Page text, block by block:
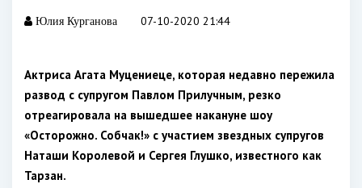
Юлия Курганова 07-10-2020 21:44
Актриса Агата Муцениеце, которая недавно пережила
развод с супругом Павлом Прилучным, резко
отреагировала на вышедшее накануне шоу
«Осторожно. Собчак!» с участием звездных супругов
Наташи Королевой и Сергея Глушко, известного как
Тарзан.